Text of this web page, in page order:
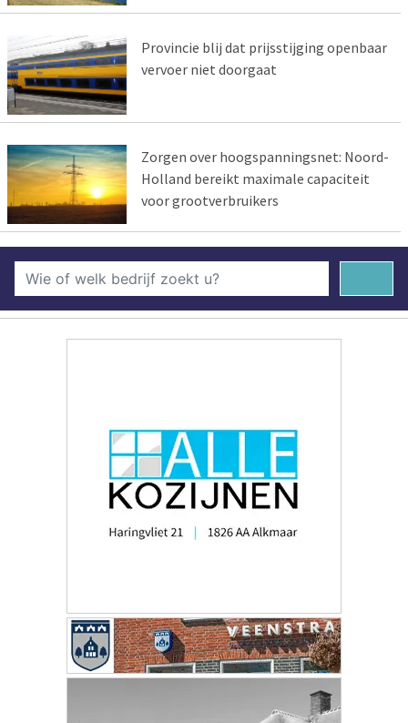
Provincie blij dat prijsstijging openbaar
vervoer niet doorgaat
Zorgen over hoogspanningsnet: Noord-
Holland bereikt maximale capaciteit
voor grootverbruikers